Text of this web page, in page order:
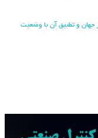
جهان و تطبیق آن با وضعیت